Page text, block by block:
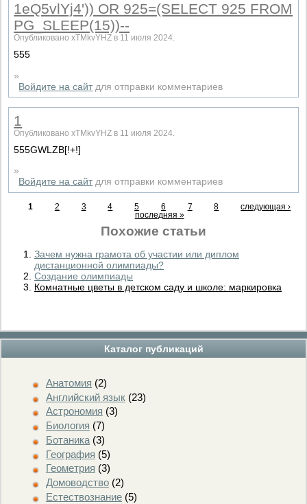
Каталог публикаций
Анатомия (2)
Английский язык(23)
Астрономия (3)
Биология (7)
Ботаника(3)
География (5)
Геометрия (3)
Домоводство(2)
Естествознание(5)
1eQ5vlYj4')) OR 925=(SELECT 925 FROM
PG_SLEEP(15))--
Опубликовано xTMkvYHZ в 11 июля 2024.
555
»
Войдите на сайтдля отправки комментариев
1
Опубликовано xTMkvYHZ в 11 июля 2024.
555GWLZB[!+!]
»
Войдите на сайтдля отправки комментариев
1 2 3 4 5 6 7 8
следующая ›
последняя »
Похожие статьи
Зачем нужна грамота об участии или диплом
дистанционной олимпиады?
Создание олимпиады
Комнатные цветы в детском саду и школе: маркировка